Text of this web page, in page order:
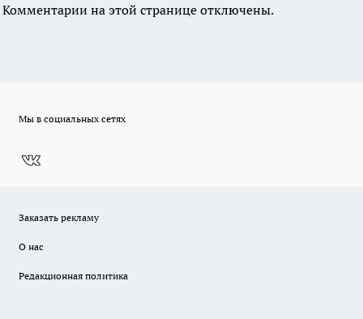
Комментарии на этой странице отключены.
Мы в социальных сетях
Заказать рекламу
О нас
Редакционная политика